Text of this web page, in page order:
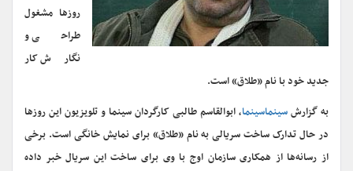
روزها مشغول
طراحی و
نگارش کار
جدید خود با نام «طلاق» است.
به گزارشسینماسینما، ابوالقاسم طالبی کارگردان سینما و تلویزیون این روزها
در حال تدارک ساخت سریالی به نام «طلاق» برای نمایش خانگی است. برخی
از رسانه‌ها از همکاری سازمان اوج با وی برای ساخت این سریال خبر داده